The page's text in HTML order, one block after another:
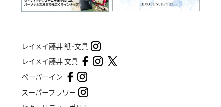
レイメイ藤井 紙･文具
レイメイ藤井 文具
ペーパーイン
スーパーフラワー